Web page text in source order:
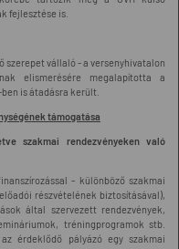
fejlesztése is.
szerepet vállaló - a versenyhivatalon
elismerésére megalapította a
is átadásra került.
támogatása
szakmai rendezvényeken való
- különböző szakmai
részvételének biztosításával),
által szervezett rendezvények,
tréningprogramok stb.
érdeklődő pályázó egy szakmai